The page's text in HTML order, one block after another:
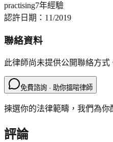
practising7年經驗
認許日期： 11/2019
聯絡資料
此律師尚未提供公開聯絡方式
免費諮詢 · 助你搵啱律師
揀選你的法律範疇，我們為你
評論